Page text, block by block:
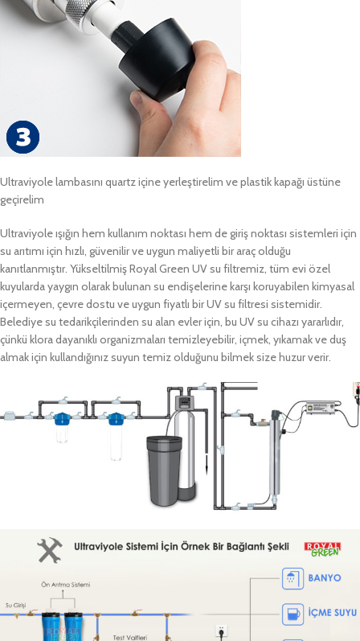
Ultraviyole lambasını quartz içine yerleştirelim ve plastik kapağı üstüne
geçirelim
Ultraviyole ışığın hem kullanım noktası hem de giriş noktası sistemleri için
su arıtımı için hızlı, güvenilir ve uygun maliyetli bir araç olduğu
kanıtlanmıştır. Yükseltilmiş Royal Green UV su filtremiz, tüm evi özel
kuyularda yaygın olarak bulunan su endişelerine karşı koruyabilen kimyasal
içermeyen, çevre dostu ve uygun fiyatlı bir UV su filtresi sistemidir.
Belediye su tedarikçilerinden su alan evler için, bu UV su cihazı yararlıdır,
çünkü klora dayanıklı organizmaları temizleyebilir, içmek, yıkamak ve duş
almak için kullandığınız suyun temiz olduğunu bilmek size huzur verir.